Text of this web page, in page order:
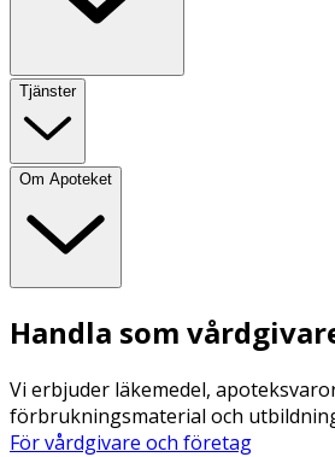
Tjänster
Om Apoteket
Handla som
Vi erbjuder läkemedel,
förbrukningsmaterial och
För vårdgivare och företag